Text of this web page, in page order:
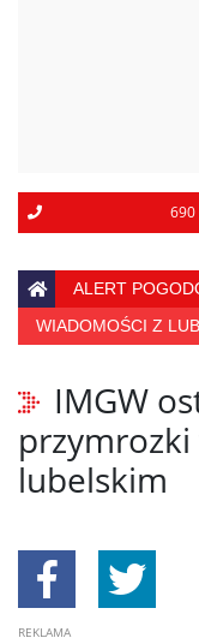
690
ALERT
WIADOMOŚCI Z
IMGW
lubelskim